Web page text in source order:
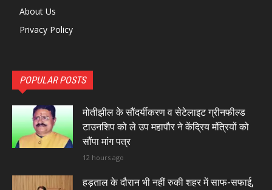
About Us
Privacy Policy
POPULAR POSTS
मोतीझील के सौंदर्यीकरण व सेटेलाइट ग्रीनफील्ड
टाउनशिप को ले उप महापौर ने केंद्रिय मंत्रियों को
सौंपा मांग पत्र
12 hours ago
हड़ताल के दौरान भी नहीं रुकी शहर में साफ-सफाई,